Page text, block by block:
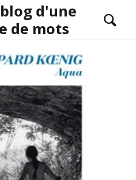
d'une
de mots